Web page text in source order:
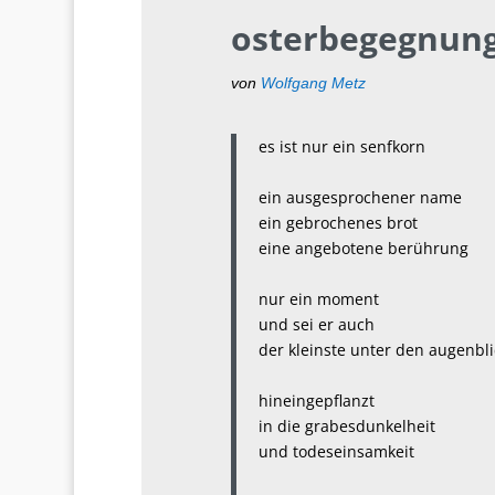
von Wolfgang Metz
es ist nur ein senfkorn
ein ausgesprochener name
ein gebrochenes brot
eine angebotene berührung
nur ein moment
und sei er auch
der kleinste unter den
hineingepflanzt
in die grabesdunkelheit
und todeseinsamkeit